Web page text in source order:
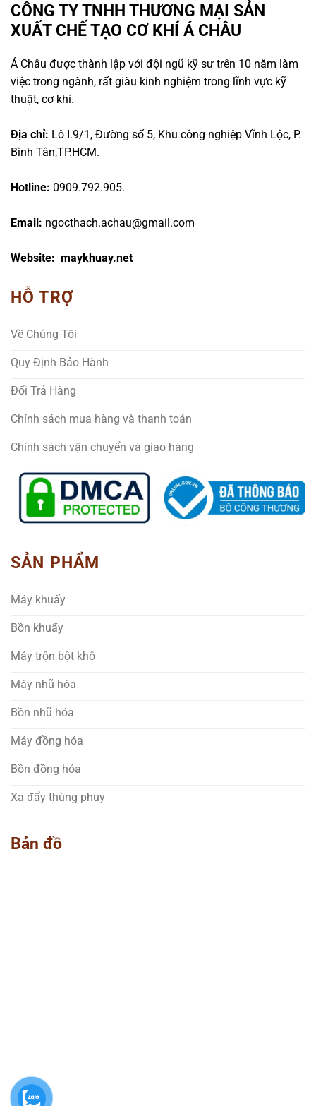
CÔNG TY TNHH THƯƠNG MẠI SẢN
XUẤT CHẾ TẠO CƠ KHÍ Á CHÂU
Á Châu được thành lập với đội ngũ kỹ sư trên 10 năm làm
việc trong ngành, rất giàu kinh nghiệm trong lĩnh vực kỹ
thuật, cơ khí.
Địa chỉ: Lô I.9/1, Đường số 5, Khu công nghiệp Vĩnh Lộc, P.
Bình Tân,TP.HCM.
Hotline: 0909.792.905.
Email: ngocthach.achau@gmail.com
Website: maykhuay.net
HỖ TRỢ
Về Chúng Tôi
Quy Định Bảo Hành
Đổi Trả Hàng
Chính sách mua hàng và thanh toán
Chính sách vận chuyển và giao hàng
SẢN PHẨM
Máy khuấy
Bồn khuấy
Máy trộn bột khô
Máy nhũ hóa
Bồn nhũ hóa
Máy đồng hóa
Bồn đồng hóa
Xa đẩy thùng phuy
Bản đồ